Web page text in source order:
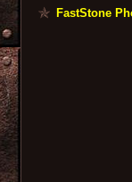
FastStone